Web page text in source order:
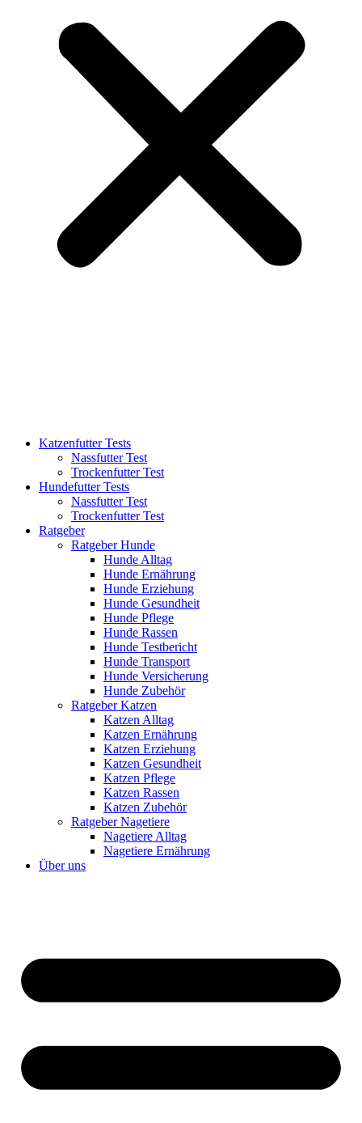
Katzenfutter Tests
Nassfutter Test
Trockenfutter Test
Hundefutter Tests
Nassfutter Test
Trockenfutter Test
Ratgeber
Ratgeber Hunde
Hunde Alltag
Hunde Ernährung
Hunde Erziehung
Hunde Gesundheit
Hunde Pflege
Hunde Rassen
Hunde Testbericht
Hunde Transport
Hunde Versicherung
Hunde Zubehör
Ratgeber Katzen
Katzen Alltag
Katzen Ernährung
Katzen Erziehung
Katzen Gesundheit
Katzen Pflege
Katzen Rassen
Katzen Zubehör
Ratgeber Nagetiere
Nagetiere Alltag
Nagetiere Ernährung
Über uns